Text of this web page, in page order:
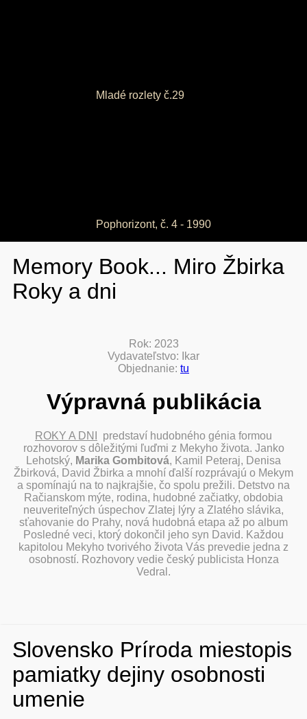
Mladé rozlety č.29
Pophorizont, č. 4 - 1990
Memory Book... Miro Žbirka
Roky a dni
Rok: 2023
Vydavateľstvo: Ikar
Objednanie: tu
Výpravná publikácia
ROKY A DNI
predstaví hudobného génia formou
rozhovorov s dôležitými ľuďmi z Mekyho života. Janko
Lehotský, Marika Gombitová, Kamil Peteraj, Denisa
Žbirková, David Žbirka a mnohí ďalší rozprávajú o Mekym
a spomínajú na to najkrajšie, čo spolu prežili. Detstvo n​a
Račianskom mýte, rodina, hudobné začiatky, obdobia
neuveriteľných úspechov Zlatej lýry a Zlatého slávika,
sťahovanie do Prahy, nová hudobná etapa až po album
Posledné veci, ktorý dokončil jeho syn David. Každou
kapitolou Mekyho tvorivého života Vás prevedie jedna z
osobností. Rozhovory vedie český publicista Honza
Vedral.
Slovensko Príroda miestopis
pamiatky dejiny osobnosti
umenie